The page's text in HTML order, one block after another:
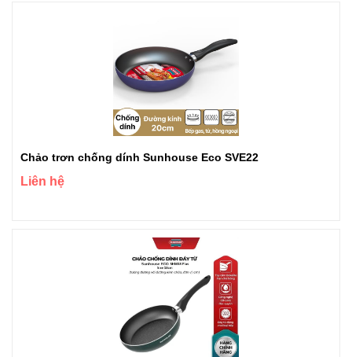
Chảo trơn chống dính Sunhouse Eco SVE22
Liên hệ